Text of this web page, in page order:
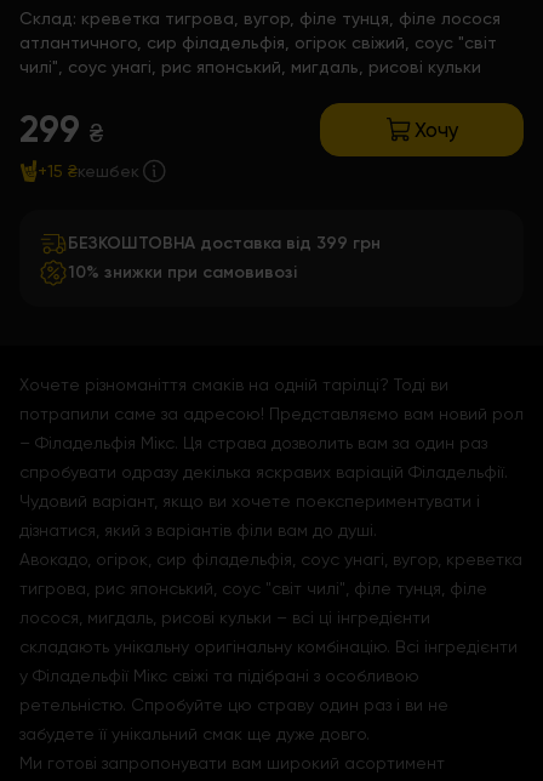
Склад: креветка тигрова, вугор, філе тунця, філе лосося
атлантичного, сир філадельфія, огірок свіжий, соус "світ
чилі", соус унагі, рис японський, мигдаль, рисові кульки
299 ₴ Хочу
+15 ₴кешбек
БЕЗКОШТОВНА доставка від 399 грн
10% знижки при самовивозі
Хочете різноманіття смаків на одній тарілці? Тоді ви
потрапили саме за адресою! Представляємо вам новий рол
– Філадельфія Мікс. Ця страва дозволить вам за один раз
спробувати одразу декілька яскравих варіацій Філадельфії.
Чудовий варіант, якщо ви хочете поекспериментувати і
дізнатися, який з варіантів філи вам до душі.
Авокадо, огірок, сир філадельфія, соус унагі, вугор, креветка
тигрова, рис японський, соус "світ чилі", філе тунця, філе
лосося, мигдаль, рисові кульки – всі ці інгредієнти
складають унікальну оригінальну комбінацію. Всі інгредієнти
у Філадельфії Мікс свіжі та підібрані з особливою
ретельністю. Спробуйте цю страву один раз і ви не
забудете її унікальний смак ще дуже довго.
Ми готові запропонувати вам широкий асортимент